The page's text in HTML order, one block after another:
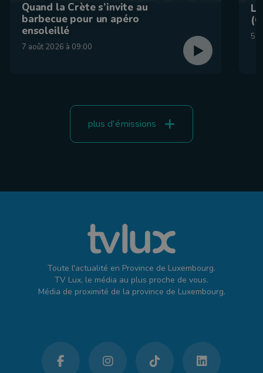
Quand la Crète s’invite au
barbecue pour un apéro
ensoleillé
7 août 2026 à 09:00
5
plus d'émissions
Toute l'actualité en Province de Luxembourg.
TV Lux, le média au plus proche de vous.
Média de proximité de la province de Luxembourg.